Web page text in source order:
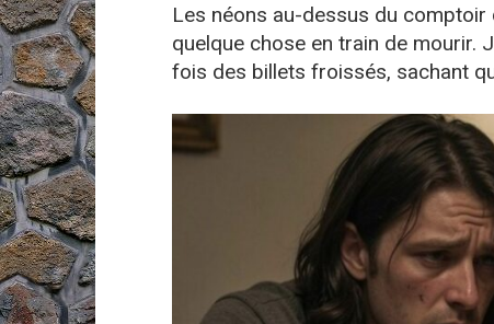
Les néons au-dessus du
quelque chose en train de mourir.
fois des billets froissés, sachant